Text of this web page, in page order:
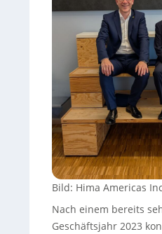
Bild: Hima Americas
Nach einem bereits
Geschäftsjahr 2023